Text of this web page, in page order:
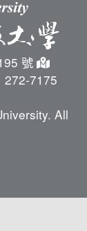
號
272-7175
All